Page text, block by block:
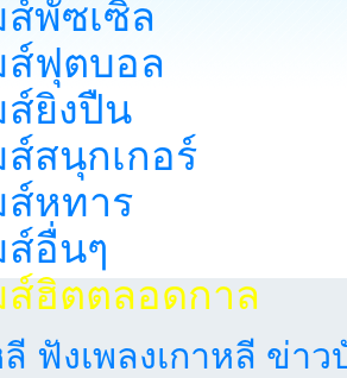
ส์พัซเซิล
ส์ฟุตบอล
ส์ยิงปืน
ส์สนุกเกอร์
ส์หทาร
ส์อื่นๆ
ส์ฮิตตลอดกาล
ฟังเพลงเกาหลี ข่าว